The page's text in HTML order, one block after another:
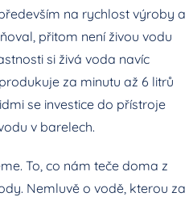
na rychlost výroby a
přitom není živou vodu
si živá voda navíc
za minutu až 6 litrů
se investice do přístroje
v barelech.
To, co nám teče doma z
Nemluvě o vodě, kterou za